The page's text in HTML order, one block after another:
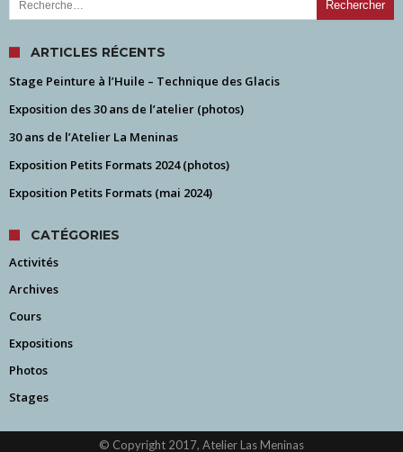
ARTICLES RÉCENTS
Stage Peinture à l’Huile – Technique des Glacis
Exposition des 30 ans de l’atelier (photos)
30 ans de l’Atelier La Meninas
Exposition Petits Formats 2024 (photos)
Exposition Petits Formats (mai 2024)
CATÉGORIES
Activités
Archives
Cours
Expositions
Photos
Stages
© Copyright 2017, Atelier Las Meninas